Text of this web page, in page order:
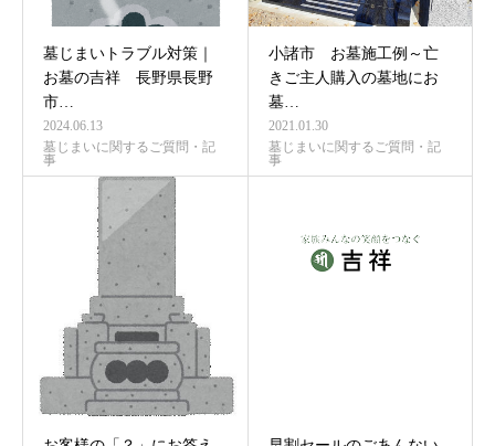
墓じまいトラブル対策｜
お墓の吉祥 長野県長野
市…
2024.06.13
墓じまいに関するご質問・記
事
小諸市 お墓施工例～亡
きご主人購入の墓地にお
墓…
2021.01.30
墓じまいに関するご質問・記
事